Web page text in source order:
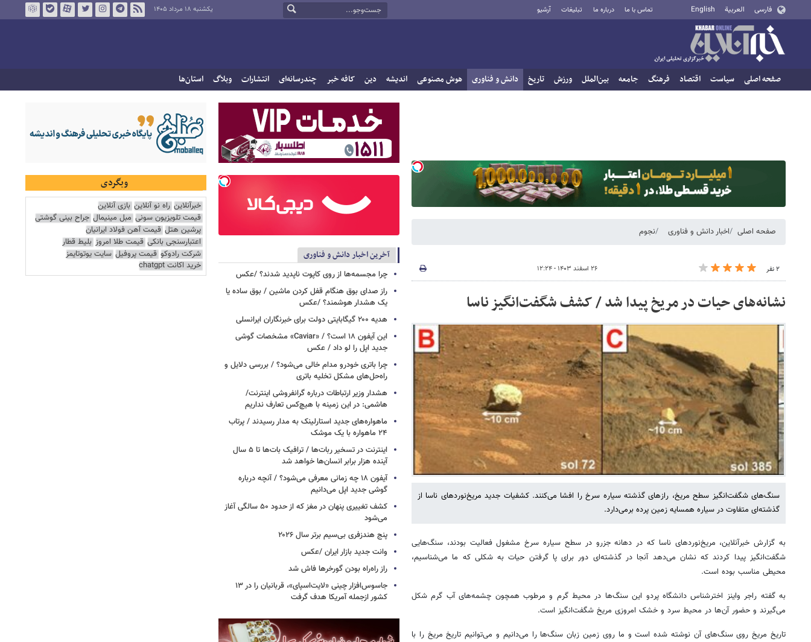
فارسی العربية English تماس با ما درباره ما تبلیغات آرشیو یکشنبه ۱۸ مرداد ۱۴۰۵
صفحه اصلی سیاست اقتصاد فرهنگ جامعه بین‌الملل ورزش تاریخ دانش و فناوری هوش مصنوعی اندیشه دین کافه خبر چندرسانه‌ای انتشارات وبلاگ استان‌ها
صفحه اصلی اخبار دانش و فناوری نجوم
۲ نفر ۲۶ اسفند ۱۴۰۳ - ۱۲:۲۴
نشانه‌های حیات در مریخ پیدا شد / کشف شگفت‌انگیز ناسا
سنگ‌های شگفت‌انگیز سطح مریخ، رازهای گذشته سیاره سرخ را افشا می‌کنند. کشفیات جدید مریخ‌نوردهای ناسا از
گذشته‌ای متفاوت در سیاره‌ همسایه زمین پرده برمی‌دارد.
به گزارش خبرآنلاین، مریخ‌نوردهای ناسا که در دهانه جزرو در سطح سیاره سرخ مشغول فعالیت بودند، سنگ‌هایی
شگفت‌انگیز پیدا کردند که نشان می‌دهد آنجا در گذشته‌ای دور برای پا گرفتن حیات به شکلی که ما می‌شناسیم،
محیطی مناسب بوده است.
به گفته راجر واینز اخترشناس دانشگاه پردو این سنگ‌ها در محیط گرم و مرطوب همچون چشمه‌های آب گرم شکل
می‌گیرند و حضور آن‌ها در محیط سرد و خشک امروزی مریخ شگفت‌انگیز است.
تاریخ مریخ روی سنگ‌های آن‌ نوشته شده است و ما روی زمین زبان سنگ‌ها را می‌دانیم و می‌توانیم تاریخ مریخ را با
آخرین اخبار دانش و فناوری
چرا مجسمه‌ها از روی کاپوت‌ ناپدید شدند؟ /عکس
راز صدای بوق هنگام قفل کردن ماشین / بوق ساده یا
یک هشدار هوشمند؟ /عکس
هدیه ۲۰۰ گیگابایتی دولت برای خبرنگاران ایرانسلی
این آیفون ۱۸ است؟ / «Caviar» مشخصات گوشی
جدید اپل را لو داد / عکس
چرا باتری خودرو مدام خالی می‌شود؟ / بررسی دلایل و
راه‌حل‌های مشکل تخلیه باتری
هشدار وزیر ارتباطات درباره گرانفروشی اینترنت/
هاشمی: در این زمینه با هیچ‌کس تعارف نداریم
ماهواره‌های جدید استارلینک به مدار رسیدند / پرتاب
۲۴ ماهواره با یک موشک
اینترنت در تسخیر ربات‌ها / ترافیک بات‌ها تا ۵ سال
آینده هزار برابر انسان‌ها خواهد شد
آیفون ۱۸ چه زمانی معرفی می‌شود؟ / آنچه درباره
گوشی جدید اپل می‌دانیم
کشف تغییری پنهان در مغز که از حدود ۵۰ سالگی آغاز
می‌شود
پنج هندزفری بی‌سیم برتر سال ۲۰۲۶
وانت جدید بازار ایران /عکس
راز راه‌راه بودن گورخرها فاش شد
جاسوس‌افزار چینی «لایت‌اسپای»، قربانیان را در ۱۳
کشور ازجمله آمریکا هدف گرفت
وبگردی
خبرآنلاین راه نو آنلاین بازی آنلاین
قیمت تلویزیون سونی مبل مینیمال جراح بینی گوشتی
پرشین هتل قیمت آهن فولاد ایرانیان
اعتبارسنجی بانکی قیمت طلا امروز بلیط قطار
شرکت رادوکو قیمت پروفیل سایت یوتوتایمز
خرید اکانت chatgpt